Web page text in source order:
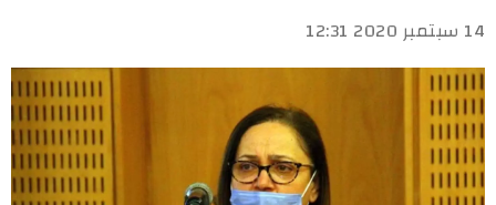
14 سبتمبر 2020 12:31